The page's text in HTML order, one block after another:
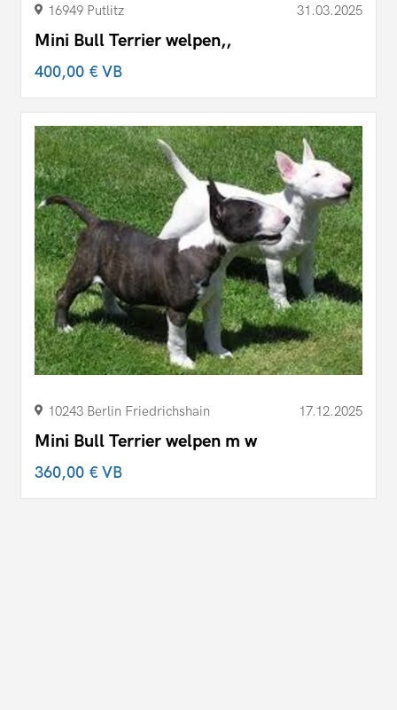
16949 Putlitz 31.03.2025
Mini Bull Terrier welpen,,
400,00 €VB
10243 Berlin Friedrichshain 17.12.2025
Mini Bull Terrier welpen m w
360,00 €VB